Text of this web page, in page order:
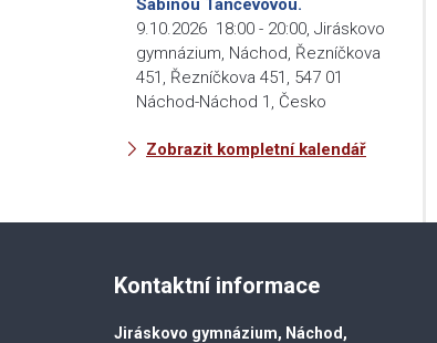
9.10.2026 18:00 - 20:00 Jiráskovo
gymnázium, Náchod, Řezníčkova
451, Řezníčkova 451, 547 01
Náchod-Náchod 1, Česko
Zobrazit kompletní kalendář
Kontaktní informace
Jiráskovo gymnázium, Náchod,